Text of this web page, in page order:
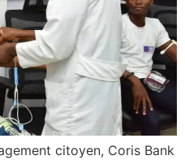
citoyen, Coris Bank